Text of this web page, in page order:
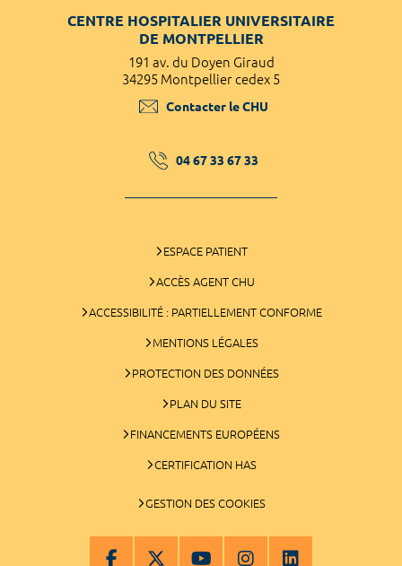
CENTRE HOSPITALIER UNIVERSITAIRE
DE MONTPELLIER
191 av. du Doyen Giraud
34295 Montpellier cedex 5
Contacter le CHU
04 67 33 67 33
ESPACE PATIENT
ACCÈS AGENT CHU
ACCESSIBILITÉ : PARTIELLEMENT CONFORME
MENTIONS LÉGALES
PROTECTION DES DONNÉES
PLAN DU SITE
FINANCEMENTS EUROPÉENS
CERTIFICATION HAS
GESTION DES COOKIES